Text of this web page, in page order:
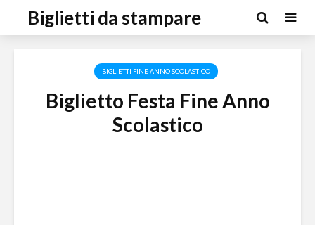
Biglietti da stampare
BIGLIETTI FINE ANNO SCOLASTICO
Biglietto Festa Fine Anno
Scolastico